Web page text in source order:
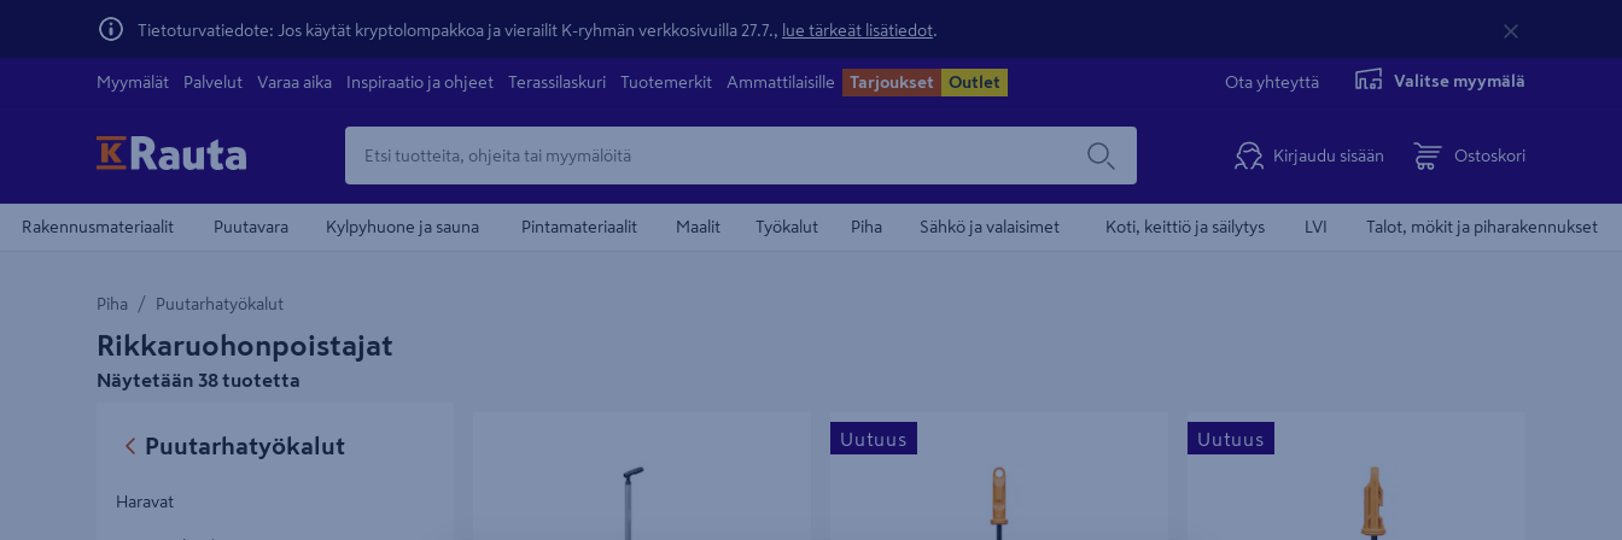
Tietoturvatiedote: Jos käytät kryptolompakkoa ja vierailit K-ryhmän verkkosivuilla 27.7., lue tärkeät lisätiedot
Myymälät Palvelut Varaa aika Inspiraatio ja ohjeet Terassilaskuri Tuotemerkit Ammattilaisille Tarjoukset Outlet Ota yhteyttä Valitse myymälä
Kirjaudu sisään Ostoskori
Rakennusmateriaalit Puutavara Kylpyhuone ja sauna Pintamateriaalit Maalit Työkalut Piha Sähkö ja valaisimet Koti, keittiö ja säilytys LVI Talot, mökit ja piharakennukset
Piha Puutarhatyökalut
Rikkaruohonpoistajat
Näytetään 38 tuotetta
Puutarhatyökalut
Haravat
Rikkaruohohara Fiskars OneClick
Uutuus
Kiveysten puhdistusrauta Fiskars OneClick
Uutuus